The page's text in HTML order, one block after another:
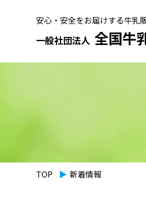
安心・安全をお届けする牛乳
一般社団法人 全国牛
TOP ▶︎ 新着情報